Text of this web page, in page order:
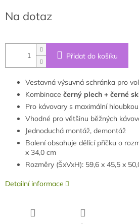
cena:
Na dotaz
Přidat do košíku
Vestavná výsuvná schránka pro
Kombinace černý plech + černé
Pro kávovary s maximální
Vhodné pro většinu běžných
Jednoduchá montáž, demontáž
Balení obsahuje dělící příčku o
x 34,0 cm
Rozměry (ŠxVxH): 59,6 x 45,5 x
Detailní informace